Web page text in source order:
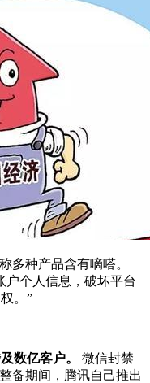
多种产品含有嘀嗒。
户个人信息，破坏平台
。”
数亿客户。 微信封禁
备期间，腾讯自己推出